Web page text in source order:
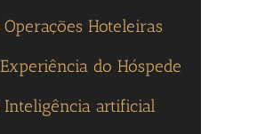
Operações Hoteleiras
Experiência do Hóspede
Inteligência artificial